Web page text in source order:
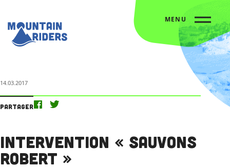
MENU
14.03.2017
Partager
Intervention « Sauvons
Robert »